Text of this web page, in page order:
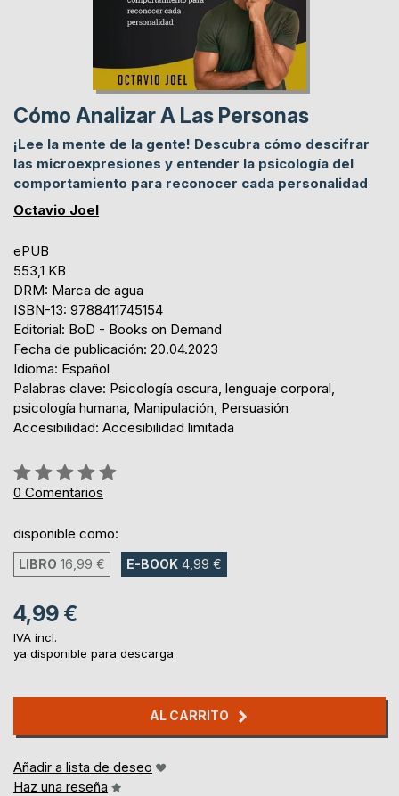
Cómo Analizar A Las Personas
¡Lee la mente de la gente! Descubra cómo descifrar
las microexpresiones y entender la psicología del
comportamiento para reconocer cada personalidad
Octavio Joel
ePUB
553,1 KB
DRM: Marca de agua
ISBN-13: 9788411745154
Editorial: BoD - Books on Demand
Fecha de publicación: 20.04.2023
Idioma: Español
Palabras clave: Psicología oscura, lenguaje corporal,
psicología humana, Manipulación, Persuasión
Accesibilidad: Accesibilidad limitada
Rating:
0%
0 Comentarios
disponible como:
LIBRO 16,99 € E-BOOK 4,99 €
4,99 €
IVA incl.
ya disponible para descarga
AL CARRITO
Añadir a lista de deseo
Haz una reseña